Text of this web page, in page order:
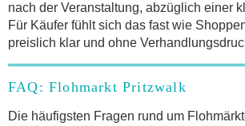
nach der Veranstaltung, abzüglich einer
Für Käufer fühlt sich das fast wie
preislich klar und ohne
FAQ: Flohmarkt Pritzwalk
Die häufigsten Fragen rund um